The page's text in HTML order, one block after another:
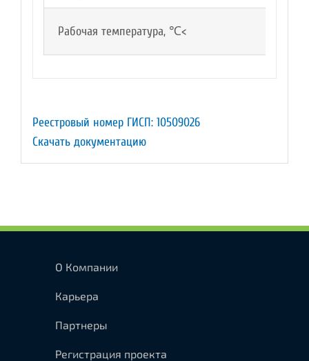
Рабочая температура, ℃<
Реестровый номер ГИСП: 10509026
Скачать документацию
О Компании
Карьера
Партнеры
Регистрация проекта